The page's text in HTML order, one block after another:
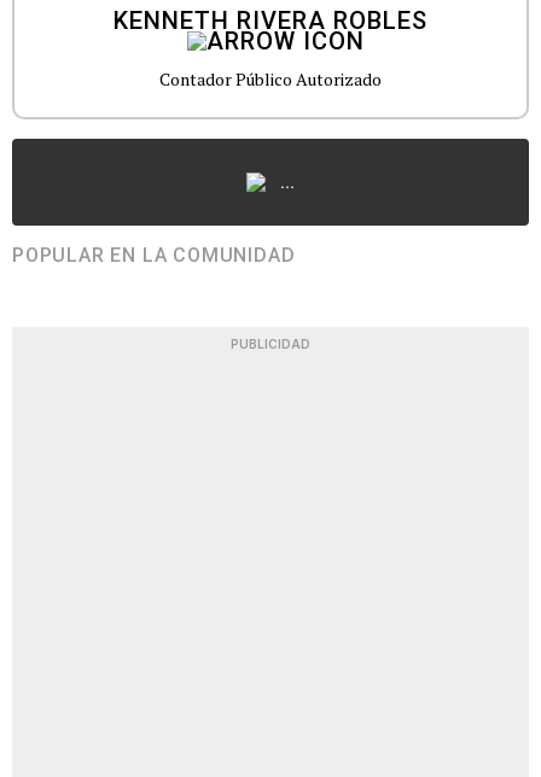
KENNETH RIVERA ROBLES
Contador Público Autorizado
...
POPULAR EN LA COMUNIDAD
PUBLICIDAD